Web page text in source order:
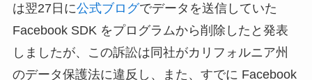
は翌27日に公式ブログでデータを送信していた
Facebook SDK をプログラムから削除したと発表
しましたが、この訴訟は同社がカリフォルニア州
のデータ保護法に違反し、また、すでに Facebook